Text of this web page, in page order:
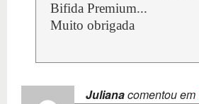
Bifida Premium...
Muito obrigada
Julianacomentou em